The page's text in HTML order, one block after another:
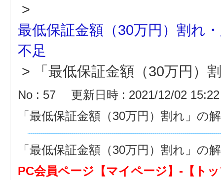
>
最低保証金額（30万円）割れ
不足
>
「最低保証金額（30万円）
No : 57
更新日時 : 2021/12/02 15:22
「最低保証金額（30万円）割れ」の
「最低保証金額（30万円）割れ」の
PC会員ページ【マイページ】-【ト